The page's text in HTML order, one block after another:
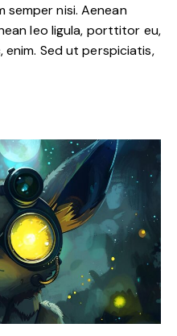
semper nisi. Aenean
leo ligula, porttitor eu,
Sed ut perspiciatis,